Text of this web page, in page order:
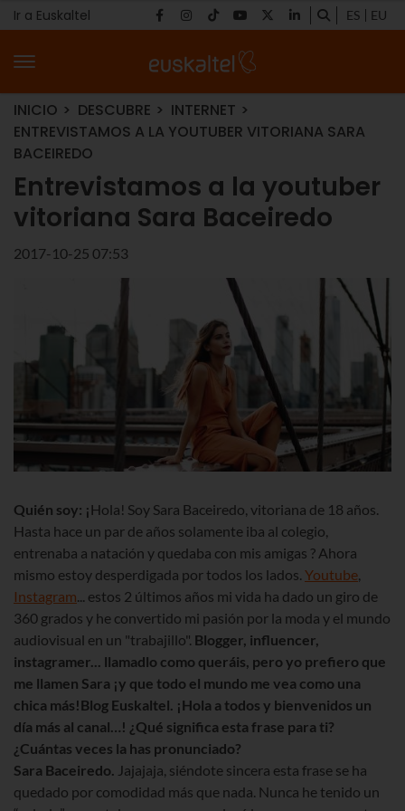
Ir a Euskaltel ES EU
INICIO DESCUBRE
INTERNET
ENTREVISTAMOS A LA YOUTUBER VITORIANA SARA
BACEIREDO
Entrevistamos a la youtuber
vitoriana Sara Baceiredo
2017-10-25 07:53
Quién soy: ¡Hola! Soy Sara Baceiredo, vitoriana de 18 años.
Hasta hace un par de años solamente iba al colegio,
entrenaba a natación y quedaba con mis amigas ? Ahora
mismo estoy desperdigada por todos los lados. Youtube,
Instagram... estos 2 últimos años mi vida ha dado un giro de
360 grados y he convertido mi pasión por la moda y el mundo
audiovisual en un "trabajillo". Blogger, influencer,
instagramer... llamadlo como queráis, pero yo prefiero que
me llamen Sara ¡y que todo el mundo me vea como una
chica más!Blog Euskaltel. ¡Hola a todos y bienvenidos un
día más al canal…! ¿Qué significa esta frase para ti?
¿Cuántas veces la has pronunciado?
Sara Baceiredo. Jajajaja, siéndote sincera esta frase se ha
quedado por comodidad más que nada. Nunca he tenido un